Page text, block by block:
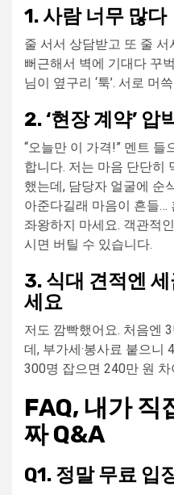
1. 사람 너무 많다
줄 서서 상담받고 또 줄
뻐근해서 벽에 기대다 꾸
님이 옆구리 ‘툭’. 서로 머
2. ‘현장 계약’ 압
“오늘만 이 가격!” 멘트
합니다. 저는 마음 단단히
했는데, 담당자 얼굴에 순
아준다길래 마음이 흔들…
좌왕하지 마세요. 객관적
시면 버틸 수 있습니다.
3. 식대 견적엔
세요
저도 깜빡했어요. 처음엔
데, 부가세·봉사료 붙으니
300명 잡으면 240만 원
FAQ, 내가 직
짜 Q&A
Q1. 정말 무료 입